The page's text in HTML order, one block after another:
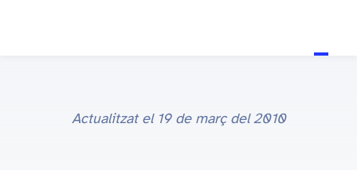
Actualitzat el 19 de març del 2010